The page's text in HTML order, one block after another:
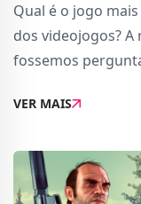
Qual é o jogo
dos videojogos?
fossemos
acho que todos
VER MAIS